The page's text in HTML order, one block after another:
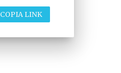
COPIA LINK